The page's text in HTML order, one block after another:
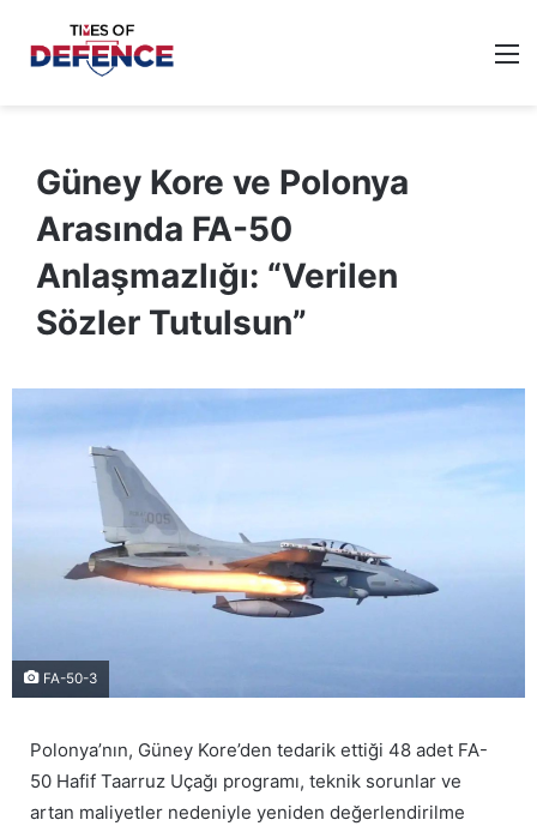
Güney Kore ve Polonya
Arasında FA-50
Anlaşmazlığı: “Verilen
Sözler Tutulsun”
FA-50-3
Polonya’nın, Güney Kore’den tedarik ettiği 48 adet FA-
50 Hafif Taarruz Uçağı programı, teknik sorunlar ve
artan maliyetler nedeniyle yeniden değerlendirilme